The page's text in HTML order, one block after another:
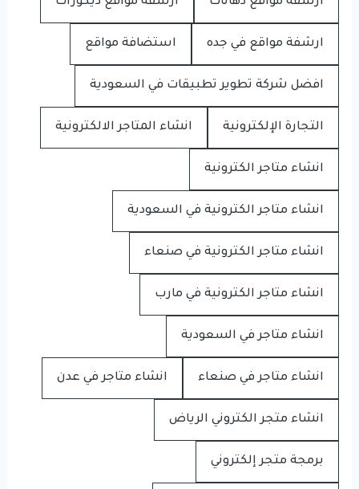
ارشفة مواقع في جده استضافة مواقع
افضل شركة تطوير تطبيقات في السعودية
التجارة الإلكترونية انشاء المتاجر الالكترونية
انشاء متاجر الكترونية
انشاء متاجر الكترونية في السعودية
انشاء متاجر الكترونية في صنعاء
انشاء متاجر الكترونية في مارب
انشاء متاجر في السعودية
انشاء متاجر في صنعاء انشاء متاجر في عدن
انشاء متجر الكتروني الرياض
برمجة متجر إلكتروني